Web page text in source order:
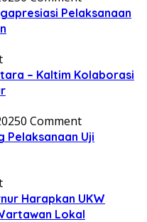
Pelaksanaan
– Kaltim Kolaborasi
0 Comment
Pelaksanaan Uji
Harapkan UKW
Lokal